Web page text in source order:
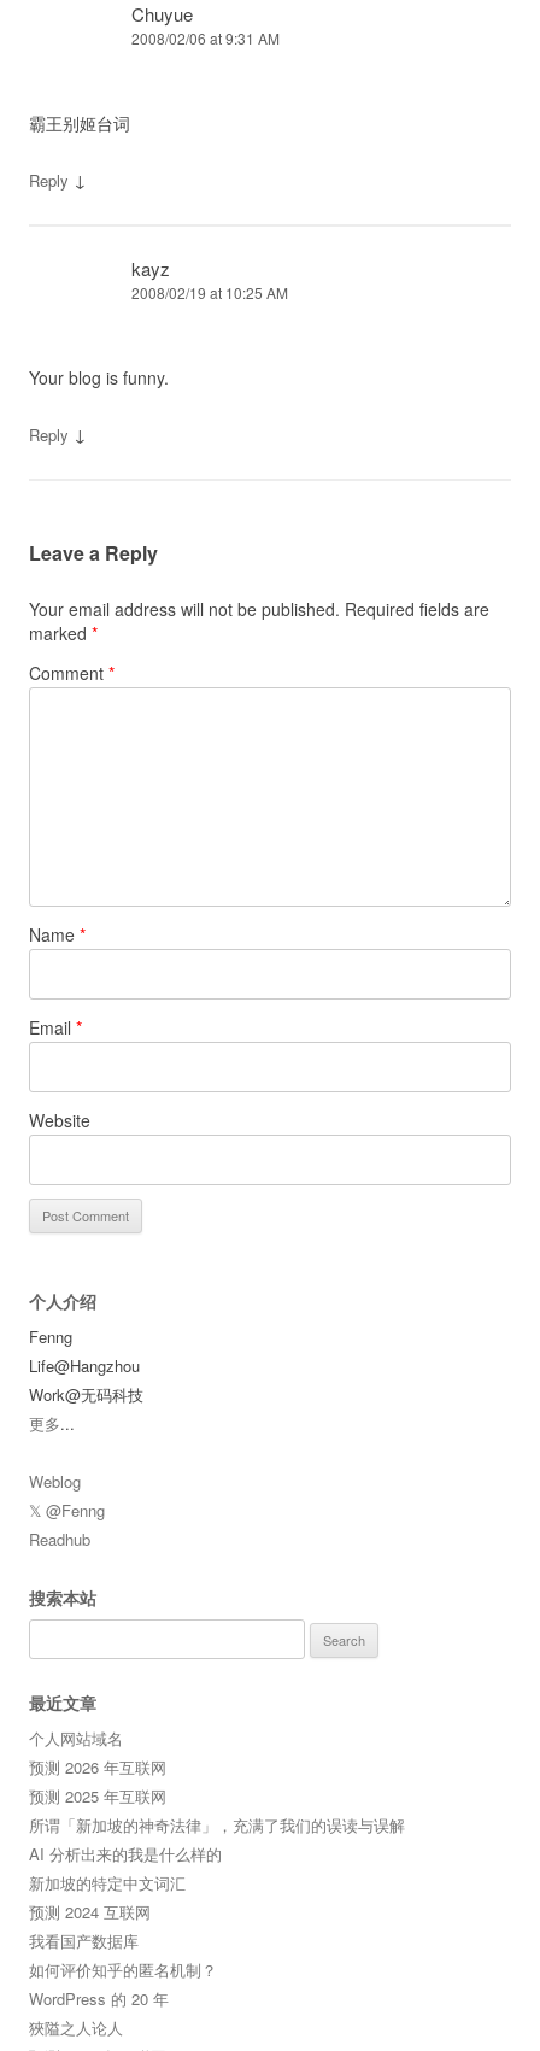
Chuyue
2008/02/06 at 9:31 AM
霸王别姬台词
Reply ↓
kayz
2008/02/19 at 10:25 AM
Your blog is funny.
Reply ↓
Leave a Reply
Your email address will not be published. Required fields are
marked *
Comment *
Name *
Email *
Website
个人介绍
Fenng
Life@Hangzhou
Work@无码科技
更多...
Weblog
𝕏 @Fenng
Readhub
搜索本站
for:
最近文章
个人网站域名
预测 2026 年互联网
预测 2025 年互联网
所谓「新加坡的神奇法律」，充满了我们的误读与误解
AI 分析出来的我是什么样的
新加坡的特定中文词汇
预测 2024 互联网
我看国产数据库
如何评价知乎的匿名机制？
WordPress 的 20 年
狹隘之人论人